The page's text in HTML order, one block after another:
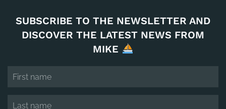
SUBSCRIBE TO THE NEWSLETTER AND
DISCOVER THE LATEST NEWS FROM
MIKE